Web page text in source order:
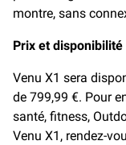
montre, sans
Prix et disponibilité
Venu X1 sera
de 799,99 €. Pour
santé, fitness,
Venu X1, rendez-